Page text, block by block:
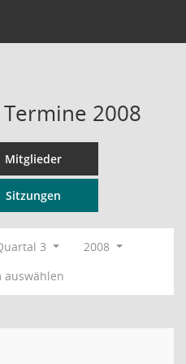
Termine 2008
Mitglieder
Sitzungen
3
2008
auswählen